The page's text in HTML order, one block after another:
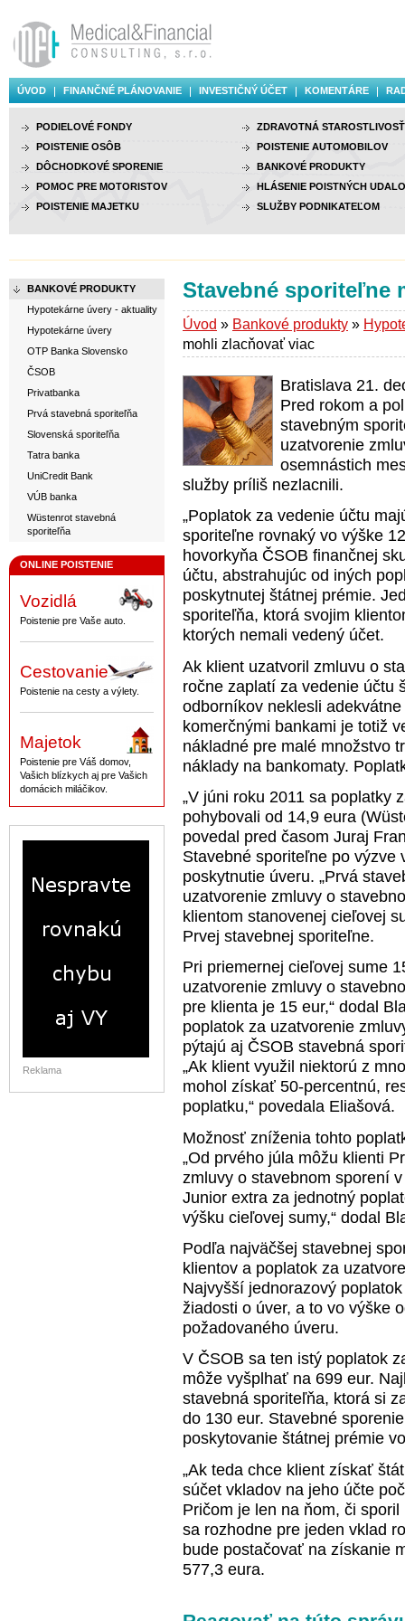
ÚVOD FINANČNÉ PLÁNOVANIE INVESTIČNÝ ÚČET KOMENTÁRE
PODIELOVÉ FONDY
POISTENIE OSÔB
DÔCHODKOVÉ SPORENIE
POMOC PRE MOTORISTOV
POISTENIE MAJETKU
ZDRAVOTNÁ STAROSTLIVOSŤ
POISTENIE AUTOMOBILOV
BANKOVÉ PRODUKTY
HLÁSENIE POISTNÝCH
SLUŽBY PODNIKATEĽOM
BANKOVÉ PRODUKTY
Hypotekárne úvery - aktuality
Hypotekárne úvery
OTP Banka Slovensko
ČSOB
Privatbanka
Prvá stavebná sporiteľňa
Slovenská sporiteľňa
Tatra banka
UniCredit Bank
VÚB banka
Wüstenrot stavebná
sporiteľňa
ONLINE POISTENIE
Vozidlá
Poistenie pre Vaše auto.
Cestovanie
Poistenie na cesty a výlety.
Majetok
Poistenie pre Váš domov,
Vašich blízkych aj pre Vašich
domácich miláčikov.
Reklama
Stavebné sporiteľne
Úvod » Bankové produkty »
mohli zlacňovať viac
Bratislava 21.
Pred rokom a
stavebným
uzatvorenie
osemnástich
služby príliš nezlacnili.
„Poplatok za vedenie účtu
sporiteľne rovnaký vo výške
hovorkyňa ČSOB finančnej
účtu, abstrahujúc od iných
poskytnutej štátnej prémie.
sporiteľňa, ktorá svojim
ktorých nemali vedený účet.
Ak klient uzatvoril zmluvu o
ročne zaplatí za vedenie účtu
odborníkov neklesli
komerčnými bankami je totiž
nákladné pre malé množstvo
náklady na bankomaty.
„V júni roku 2011 sa poplatky
pohybovali od 14,9 eura
povedal pred časom Juraj
Stavebné sporiteľne po výzve
poskytnutie úveru. „Prvá
uzatvorenie zmluvy o
klientom stanovenej cieľovej
Prvej stavebnej sporiteľne.
Pri priemernej cieľovej sume
uzatvorenie zmluvy o
pre klienta je 15 eur,“ dodal
poplatok za uzatvorenie
pýtajú aj ČSOB stavebná
„Ak klient využil niektorú z
mohol získať 50-percentnú,
poplatku,“ povedala Eliašová.
Možnosť zníženia tohto
„Od prvého júla môžu klienti
zmluvy o stavebnom sporení
Junior extra za jednotný
výšku cieľovej sumy,“ dodal
Podľa najväčšej stavebnej
klientov a poplatok za
Najvyšší jednorazový
žiadosti o úver, a to vo výške
požadovaného úveru.
V ČSOB sa ten istý poplatok
môže vyšplhať na 699 eur.
stavebná sporiteľňa, ktorá si
do 130 eur. Stavebné
poskytovanie štátnej prémie
„Ak teda chce klient získať
súčet vkladov na jeho účte
Pričom je len na ňom, či
sa rozhodne pre jeden vklad
bude postačovať na získanie
577,3 eura.